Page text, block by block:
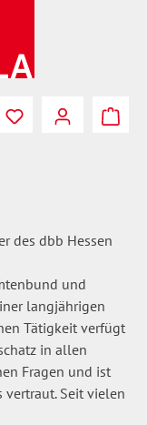
Du hast 0
des dbb Hessen
und
langjährigen
Tätigkeit verfügt
in allen
Fragen und ist
vertraut. Seit vielen